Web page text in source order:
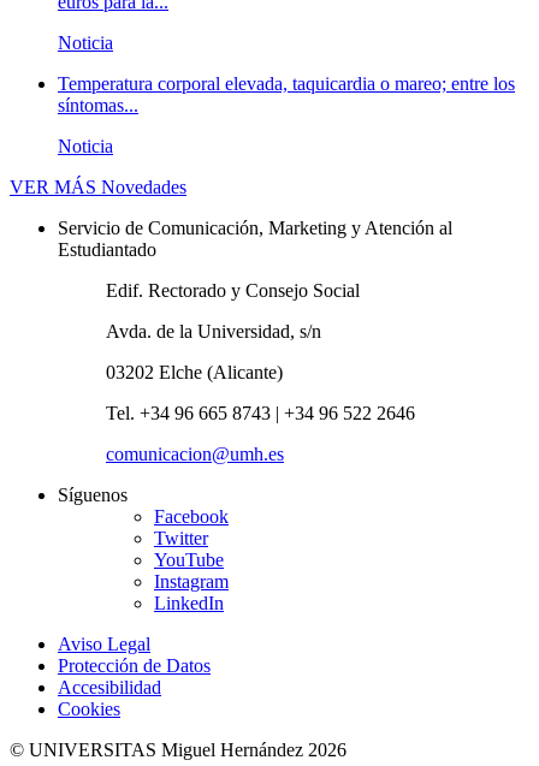
Noticia
Temperatura corporal elevada, taquicardia o mareo; entre los
síntomas...
Noticia
VER MÁS Novedades
Servicio de Comunicación, Marketing y Atención al
Estudiantado
Edif. Rectorado y Consejo Social
Avda. de la Universidad, s/n
03202 Elche (Alicante)
Tel. +34 96 665 8743 | +34 96 522 2646
comunicacion@umh.es
Síguenos
Facebook
Twitter
YouTube
Instagram
LinkedIn
Aviso Legal
Protección de Datos
Accesibilidad
Cookies
© UNIVERSITAS Miguel Hernández 2026